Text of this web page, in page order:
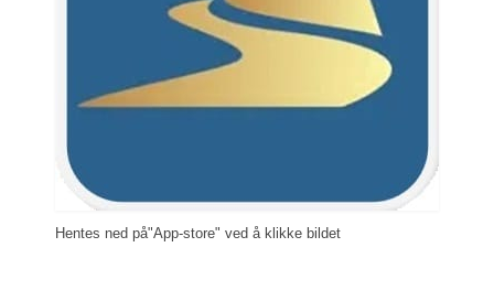
Hentes ned på"App-store" ved å klikke bildet